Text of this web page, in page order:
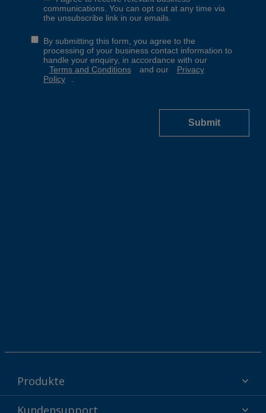
Produkte
Interpon Pulverbeschichtungen - Produkte nach Branche
Kundensupport